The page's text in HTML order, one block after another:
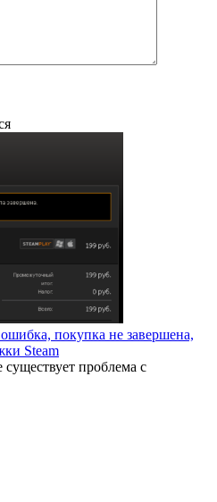
покупка не завершена,
Steam
проблема с